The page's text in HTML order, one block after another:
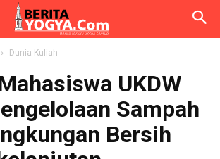
Dunia Kuliah
UKDW
Sampah
Bersih